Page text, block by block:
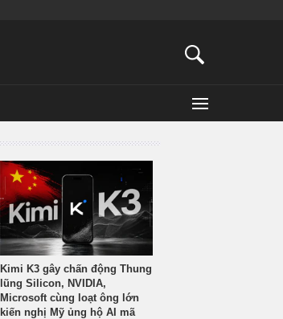
Kimi K3 gây chấn động Thung
lũng Silicon, NVIDIA,
Microsoft cùng loạt ông lớn
kiến nghị Mỹ ủng hộ AI mã